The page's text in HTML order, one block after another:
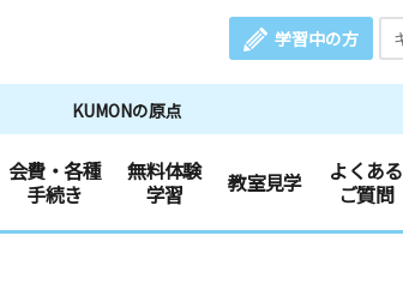
学習中の方
KUMONの原点
会費・各種
手続き
無料体験
学習
教室見学
よくある
ご質問